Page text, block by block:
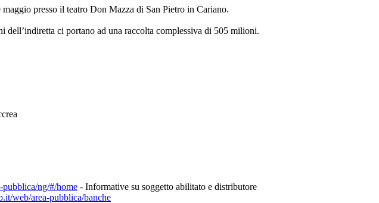
presso il teatro Don Mazza di San Pietro in Cariano.
ci portano ad una raccolta complessiva di 505 milioni.
ng/#/home - Informative su soggetto abilitato e distributore
web/area-pubblica/banche